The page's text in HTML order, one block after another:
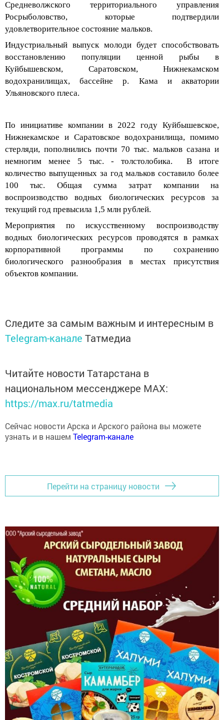
Росрыболовство, которые подтвердили
удовлетворительное состояние мальков.
Индустриальный выпуск молоди будет способствовать
восстановлению популяции ценной рыбы в
Куйбышевском, Саратовском, Нижнекамском
водохранилищах, бассейне р. Кама и акватории
Ульяновского плеса.
Нижнекамское и Саратовское водохранилища, помимо
стерляди, пополнились почти 70 тыс.мальков сазана и
немногим менее 5 тыс.- толстолобика. В итоге
количество выпущенных за год мальков составило более
100 тыс. Общая сумма затрат компании на
воспроизводство водных биологических ресурсов за
текущий год превысила 1,5 млн рублей.
Мероприятия по искусственному воспроизводству
водных биологических ресурсов проводятся в рамках
корпоративной программы по сохранению
биологического разнообразия
в местах присутствия
объектовкомпании.
Telegram-каналеТатмедиа
национальном мессенджере MАХ:
https://max.ru/tatmedia
узнать и в нашемTelegram-канале
Перейти на страницу новости